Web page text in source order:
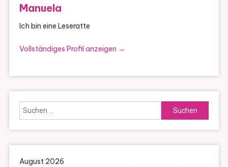
Manuela
Ich bin eine Leseratte
Vollständiges Profil anzeigen →
Suchen
nach:
August 2026